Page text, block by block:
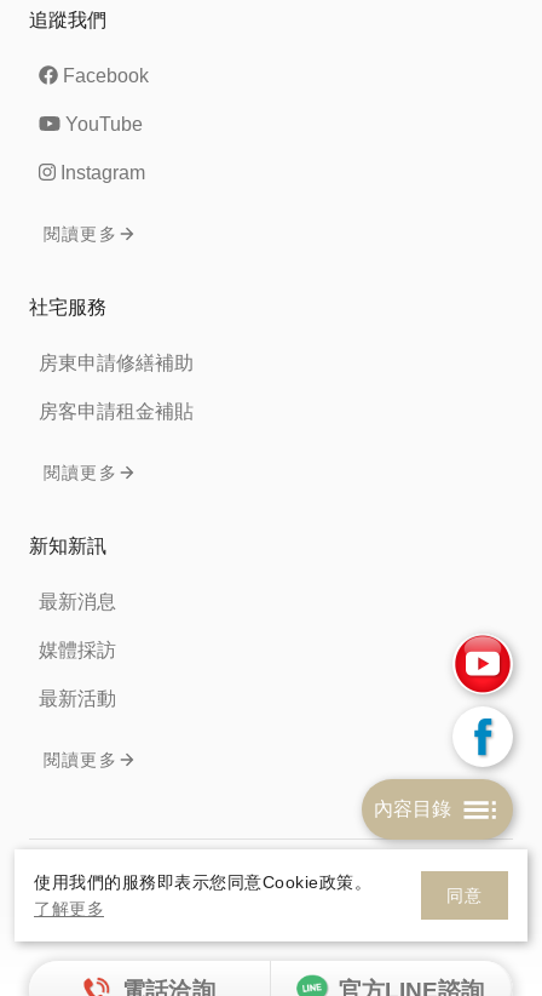
追蹤我們
Facebook
YouTube
Instagram
閱讀更多
社宅服務
房東申請修繕補助
房客申請租金補貼
閱讀更多
新知新訊
最新消息
媒體採訪
最新活動
閱讀更多
免責聲明 隱私權條款 Cookie政策
© 2026 HelloSanta. All rights reserve. 網頁設計 By
電話洽詢 官方LINE諮詢
內容目錄
使用我們的服務即表示您同意Cookie政策。
了解更多
同意